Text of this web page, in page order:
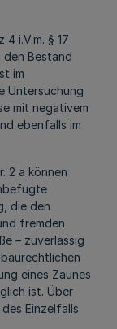
i.V.m. § 17
den Bestand
im
Untersuchung
mit negativem
ebenfalls im
2 a können
die den
fremden
– zuverlässig
eines Zaunes
ist. Über
Einzelfalls